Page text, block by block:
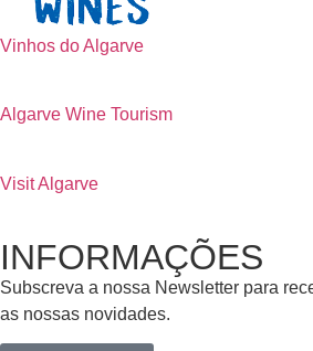
Vinhos do Algarve
Algarve Wine Tourism
Visit Algarve
INFORMAÇÕES
Subscreva a nossa Newsletter para
as nossas novidades.